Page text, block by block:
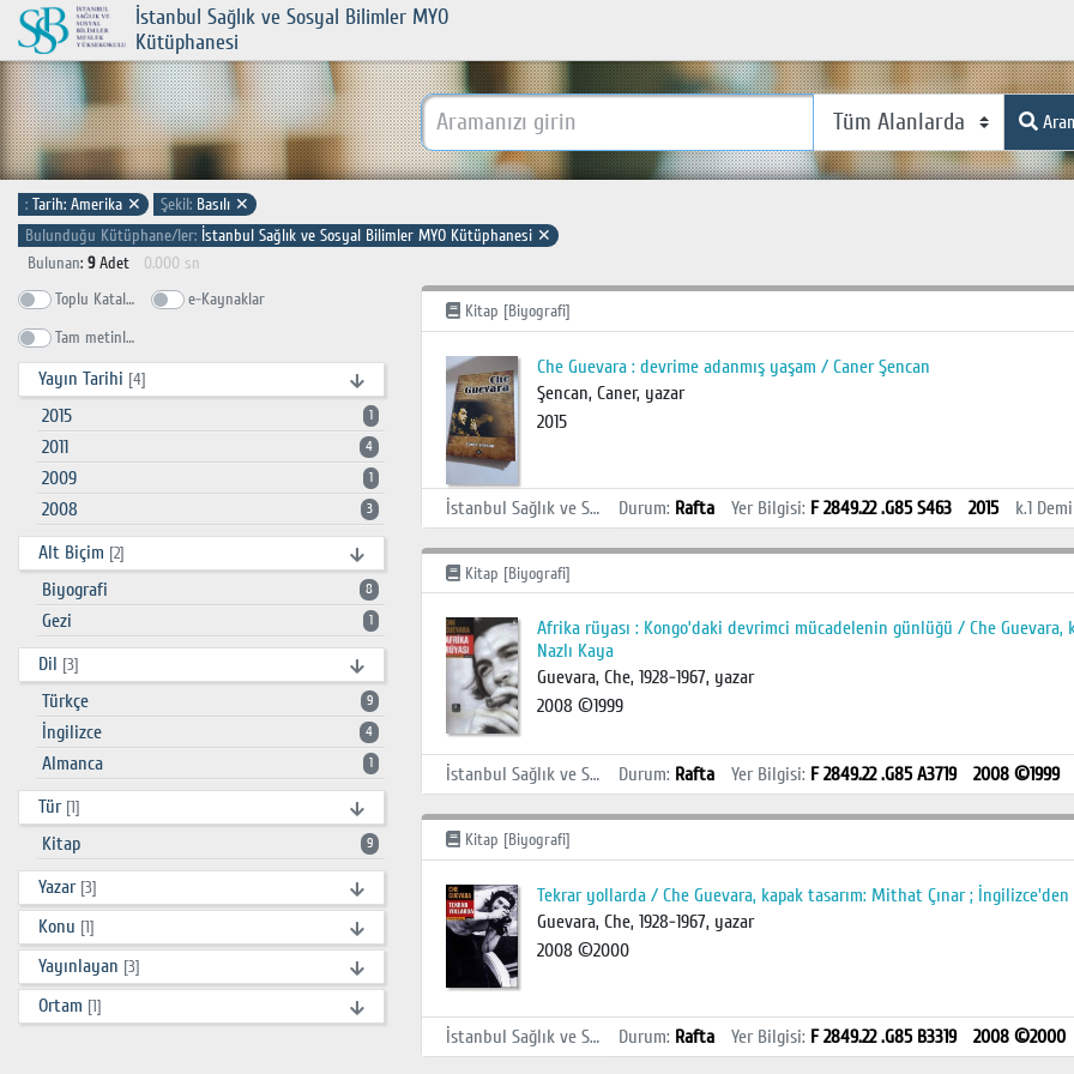
İstanbul Sağlık ve Sosyal Bilimler MYO
Kütüphanesi
: Tarih: Amerika ✕ Şekil: Basılı ✕
Bulunduğu Kütüphane/ler: İstanbul Sağlık ve Sosyal Bilimler MYO Kütüphanesi ✕
Bulunan: 9Adet
0.000 sn
Toplu Katalog
e-Kaynaklar
Tam metinlerde ara
Yayın Tarihi [4]
2015 1
2011 4
2009 1
2008 3
Alt Biçim [2]
Biyografi 8
Gezi 1
Dil [3]
Türkçe 9
İngilizce 4
Almanca 1
Tür [1]
Kitap 9
Yazar [3]
Konu [1]
Yayınlayan [3]
Ortam [1]
Kitap [Biyografi]
Che Guevara : devrime adanmış yaşam / Caner Şencan
Şencan, Caner, yazar
2015
İstanbul Sağlık ve Sosyal Bilimler MYO Kütüphanesi Durum: Rafta Yer Bilgisi: F 2849.22 .G85 S463 2015 k.1
Kitap [Biyografi]
Afrika rüyası : Kongo’daki devrimci mücadelenin günlüğü / Che
Nazlı Kaya
Guevara, Che, 1928-1967, yazar
2008 ©1999
İstanbul Sağlık ve Sosyal Bilimler MYO Kütüphanesi Durum: Rafta Yer Bilgisi: F 2849.22 .G85 A3719 2008 ©1999
Kitap [Biyografi]
Tekrar yollarda / Che Guevara, kapak tasarım: Mithat Çınar ;
Guevara, Che, 1928-1967, yazar
2008 ©2000
İstanbul Sağlık ve Sosyal Bilimler MYO Kütüphanesi Durum: Rafta Yer Bilgisi: F 2849.22 .G85 B3319 2008 ©2000